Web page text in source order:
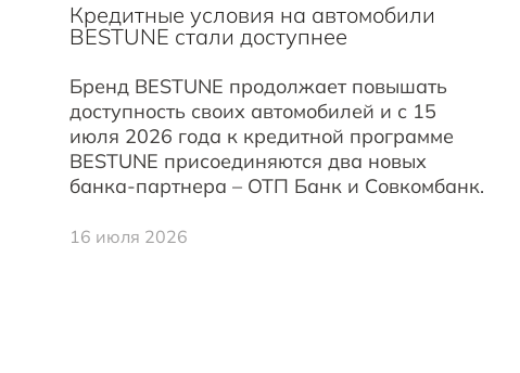
Кредитные условия на автомобили
BESTUNE стали доступнее
Бренд BESTUNE продолжает повышать
доступность своих автомобилей и с 15
июля 2026 года к кредитной программе
BESTUNE присоединяются два новых
банка-партнера – ОТП Банк и Совкомбанк.
16 июля 2026